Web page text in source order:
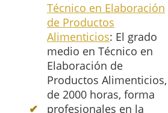
Técnico en Elaboración
de Productos
Alimenticios: El grado
medio en Técnico en
Elaboración de
Productos Alimenticios,
de 2000 horas, forma
profesionales en la